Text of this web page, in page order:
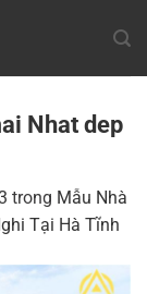
Nhat dep
trong Mẫu Nhà
Tại Hà Tĩnh